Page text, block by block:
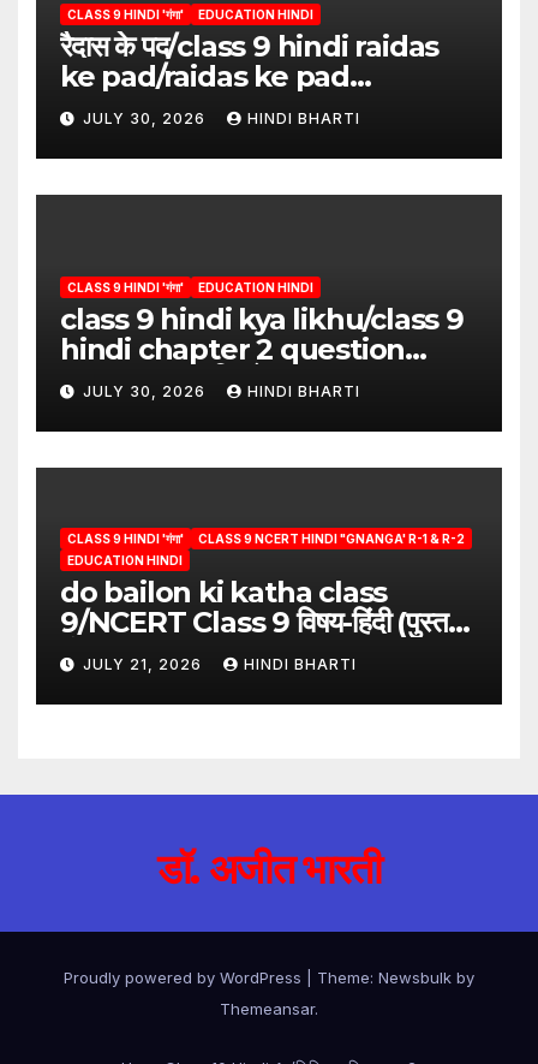
CLASS 9 HINDI 'गंगा' EDUCATION HINDI
रैदास के पद/class 9 hindi raidas
ke pad/raidas ke pad
question answer/raidas ke
pad class 9
JULY 30, 2026 HINDI BHARTI
CLASS 9 HINDI 'गंगा' EDUCATION HINDI
class 9 hindi kya likhu/class 9
hindi chapter 2 question
answer/क्या लिखूँ-पदुमलाल/class 9
hindi
JULY 30, 2026 HINDI BHARTI
CLASS 9 HINDI 'गंगा'
CLASS 9 NCERT HINDI "GNANGA' R-1 & R-2
EDUCATION HINDI
do bailon ki katha class
9/NCERT Class 9 विषय-हिंदी (पुस्तक-
गंगा)JULY 21, 2026 HINDI BHARTI
डॉ. अजीत भारती
Proudly powered by WordPress Theme: Newsbulk by
Themeansar.